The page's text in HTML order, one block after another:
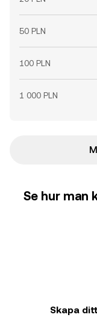
50 PLN
100 PLN
1 000 PLN
Se hur man
Skapa